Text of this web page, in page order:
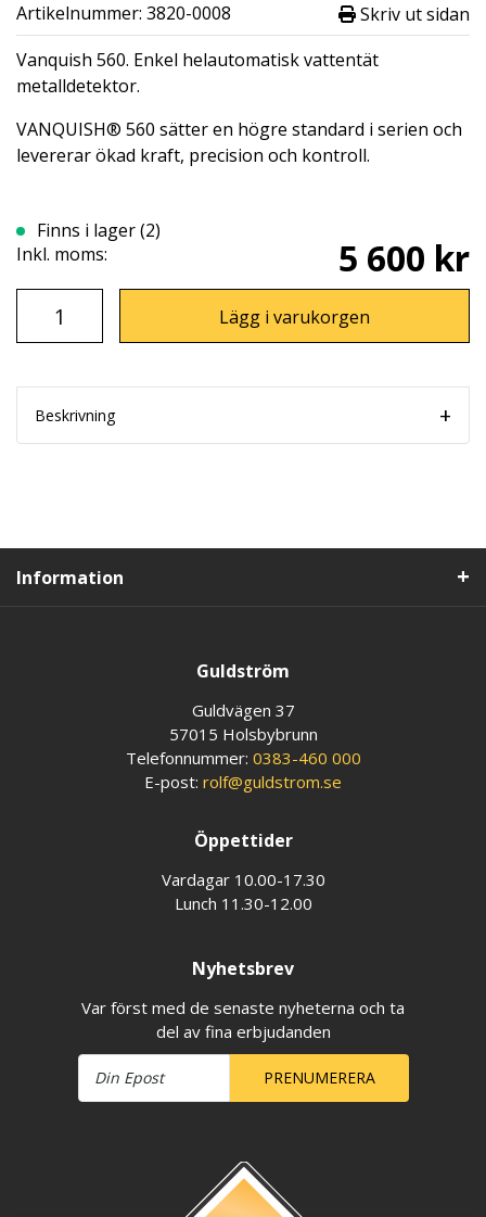
Artikelnummer: 3820-0008
Skriv ut sidan
Vanquish 560. Enkel helautomatisk vattentät
metalldetektor.
VANQUISH® 560 sätter en högre standard i serien och
levererar ökad kraft, precision och kontroll.
Finns i lager (2)
Inkl. moms:
5 600 kr
Lägg i varukorgen
Beskrivning
Information
Guldström
Guldvägen 37
57015 Holsbybrunn
Telefonnummer: 0383-460 000
E-post: rolf@guldstrom.se
Öppettider
Vardagar 10.00-17.30
Lunch 11.30-12.00
Nyhetsbrev
Var först med de senaste nyheterna och ta
del av fina erbjudanden
PRENUMERERA